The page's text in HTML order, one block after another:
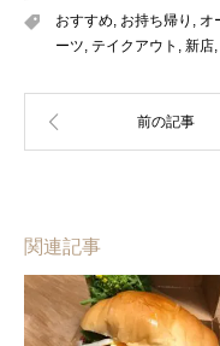
おすすめ お持ち帰り オ
ーツ テイクアウト 新店
関連記事